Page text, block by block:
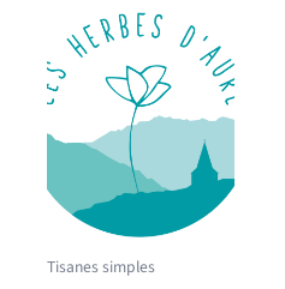
Tisanes simples